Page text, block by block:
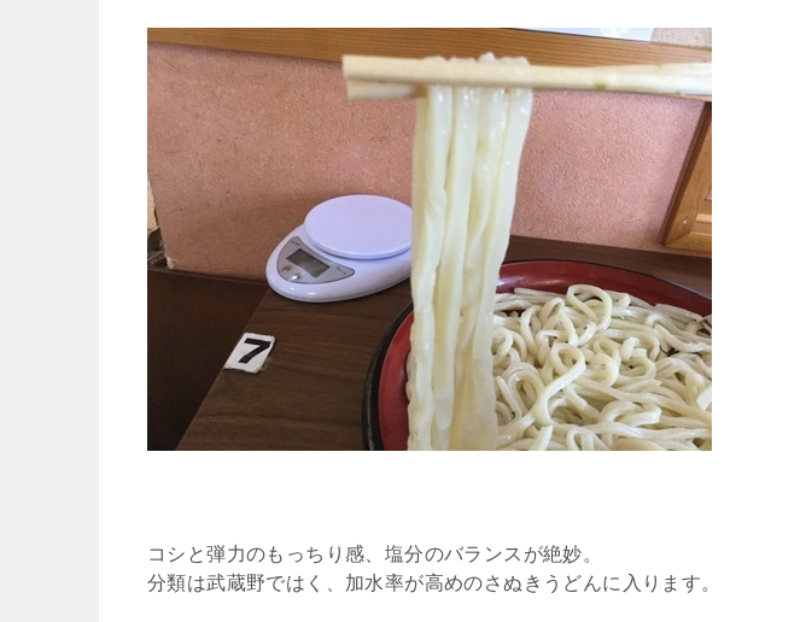
コシと弾力のもっちり感、塩分のバランスが絶妙。
分類は武蔵野ではく、加水率が高めのさぬきうどんに入ります。